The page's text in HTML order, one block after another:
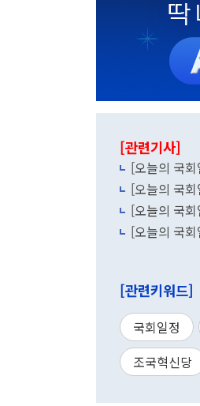
[관련기사]
[오늘의 국
[오늘의 국
[오늘의 국
[오늘의 국
[관련키워드]
국회일정
조국혁신당